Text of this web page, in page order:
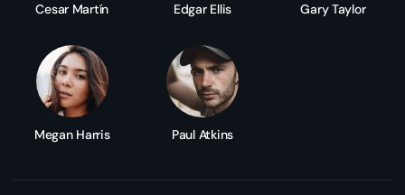
Cesar Martín Edgar Ellis Gary Taylor
Megan Harris Paul Atkins